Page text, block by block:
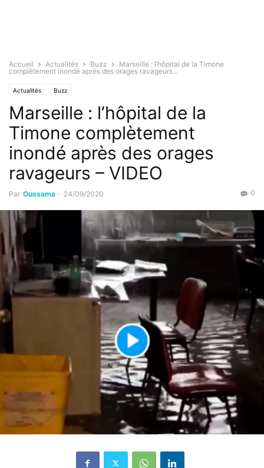
Accueil Actualités Buzz
Marseille : l’hôpital de la Timone
complètement inondé après des orages ravageurs...
Actualités Buzz
Marseille : l’hôpital de la
Timone complètement
inondé après des orages
ravageurs – VIDEO
Par Oussama - 24/09/2020 0